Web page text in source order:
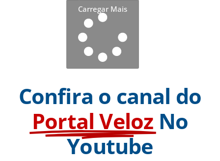
Carregar Mais
Confira o canal do
Portal Veloz No
Youtube